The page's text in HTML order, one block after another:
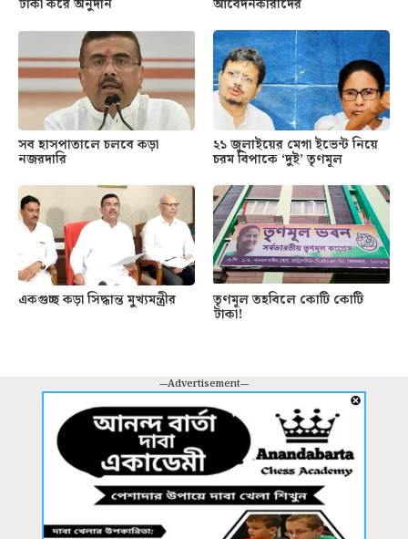
টাকা করে অনুদান আবেদনকারীদের
সব হাসপাতালে চলবে কড়া
নজরদারি
২১ জুলাইয়ের মেগা ইভেন্ট নিয়ে
চরম বিপাকে ‘দুই’ তৃণমূল
একগুচ্ছ কড়া সিদ্ধান্ত মুখ্যমন্ত্রীর তৃণমূল তহবিলে কোটি কোটি
টাকা!
---Advertisement---